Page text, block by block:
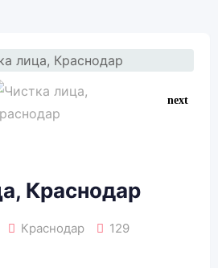
Краснодар
Краснодар
129